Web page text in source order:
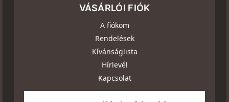
VÁSÁRLÓI FIÓK
A fiókom
Rendelések
Kívánságlista
Hírlevél
Kapcsolat